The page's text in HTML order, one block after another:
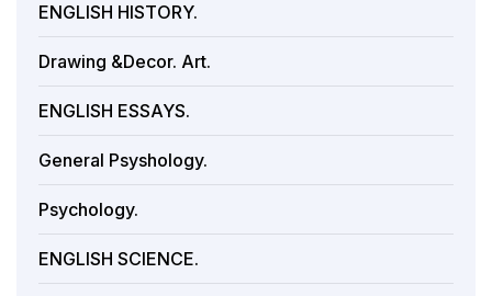
ENGLISH HISTORY.
Drawing &Decor. Art.
ENGLISH ESSAYS.
General Psyshology.
Psychology.
ENGLISH SCIENCE.